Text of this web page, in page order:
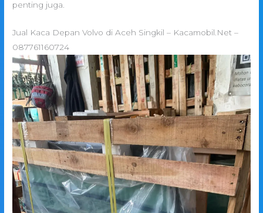
penting juga.
Jual Kaca Depan Volvo di Aceh Singkil – Kacamobil.Net –
087761160724